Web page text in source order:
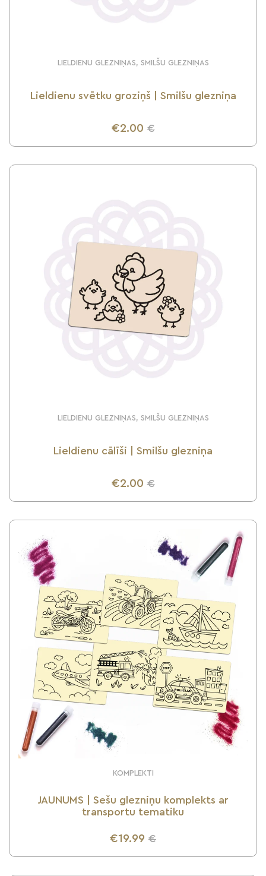
LIELDIENU GLEZNIŅAS, SMILŠU GLEZNIŅAS
Lieldienu svētku groziņš | Smilšu glezniņa
€2.00 €
UZZINI VAIRĀK
LIELDIENU GLEZNIŅAS, SMILŠU GLEZNIŅAS
Lieldienu cālīši | Smilšu glezniņa
€2.00 €
UZZINI VAIRĀK
KOMPLEKTI
JAUNUMS | Sešu glezniņu komplekts ar
transportu tematiku
€19.99 €
UZZINI VAIRĀK